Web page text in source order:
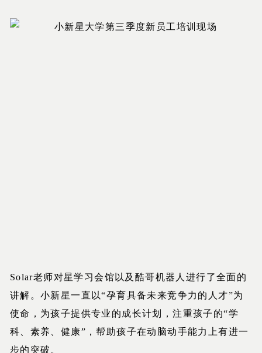
Solar老师对星学习会馆以及酷哥机器人进行了全面的
讲解。小新星一直以“孕育具备未来竞争力的人才”为
使命，为孩子提供专业的成长计划，注重孩子的“学
科、素养、健康”，帮助孩子在动脑动手能力上有进一
步的突破。